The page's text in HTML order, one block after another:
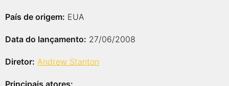
País de origem: EUA
Data do lançamento: 27/06/2008
Diretor: Andrew Stanton
Principais atores: